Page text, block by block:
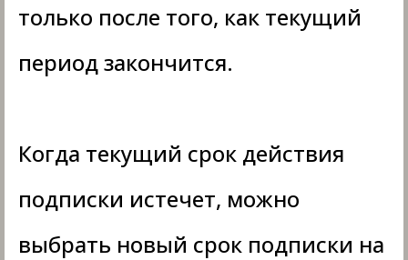
только после того, как текущий
период закончится.
Когда текущий срок действия
подписки истечет, можно
выбрать новый срок подписки на